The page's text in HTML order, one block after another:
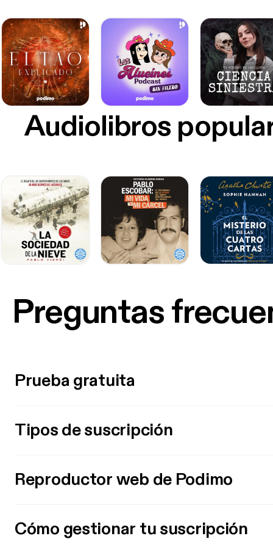
Audiolibros
Preguntas
Prueba gratuita
Tipos de suscripción
Reproductor web de Podimo
Cómo gestionar tu suscripción